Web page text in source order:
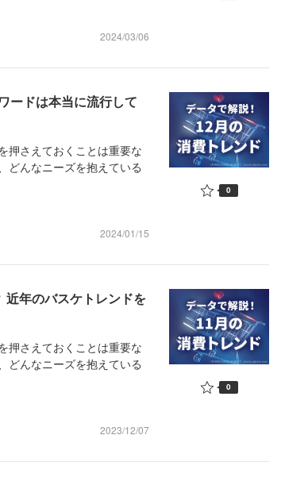
2024/03/06
ードは本当に流行して
押さえておくことは重要な
どんなニーズを抱えている
2024/01/15
0
年のバスケトレンドを
押さえておくことは重要な
どんなニーズを抱えている
2023/12/07
0